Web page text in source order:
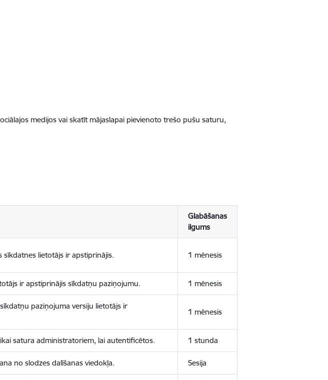
medijos vai skatīt mājaslapai pievienoto trešo pušu saturu,
Glabāšanas
ilgums
sīkdatnes lietotājs ir apstiprinājis. 1 mēnesis
ir apstiprinājis sīkdatņu paziņojumu. 1 mēnesis
paziņojuma versiju lietotājs ir
1 mēnesis
satura administratoriem, lai autentificētos. 1 stunda
no slodzes dalīšanas viedokļa. Sesija